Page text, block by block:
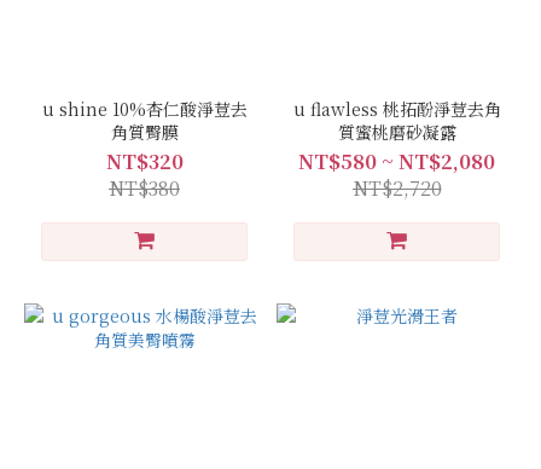
u shine 10%杏仁酸淨荳去
角質臀膜
NT$320
NT$380
u flawless 桃拓酚淨荳去角
質蜜桃磨砂凝露
NT$580 ~ NT$2,080
NT$2,720